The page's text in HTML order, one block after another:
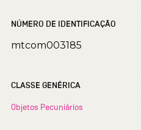
NÚMERO DE IDENTIFICAÇÃO
mtcom003185
CLASSE GENÉRICA
Objetos Pecuniários